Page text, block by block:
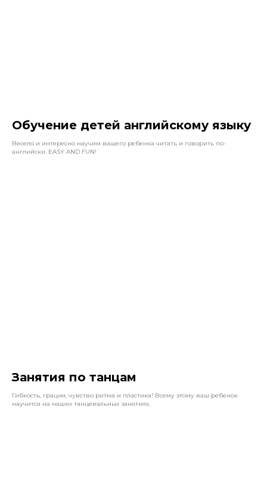
Обучение детей английскому языку
Весело и интересно научим вашего ребенка читать и говорить по-
английски. EASY AND FUN!
Занятия по танцам
Гибкость, грация, чувство ритма и пластика! Всему этому ваш ребенок
научится на наших танцевальных занятиях.